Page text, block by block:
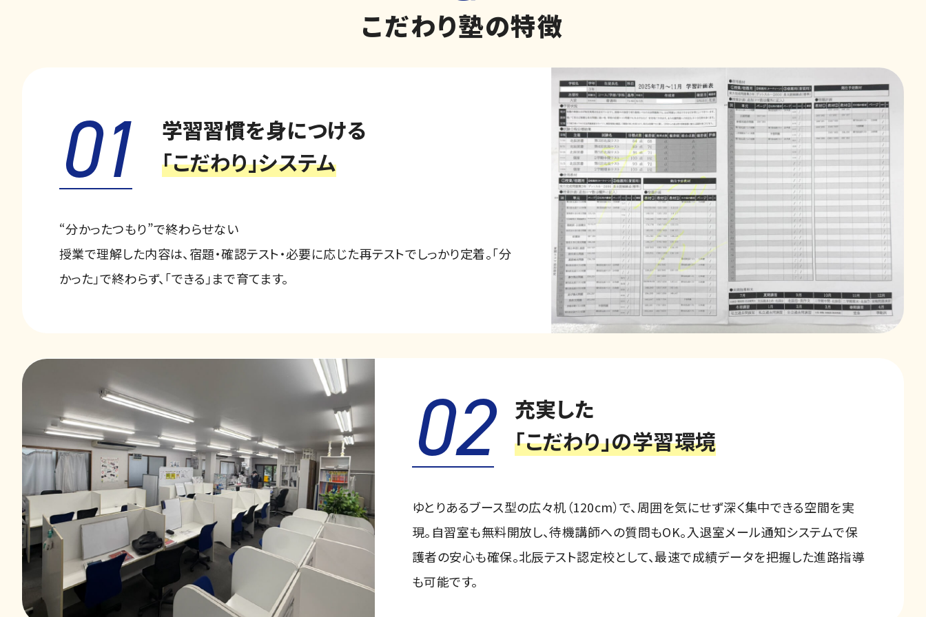
こだわり塾の特徴
01
学習習慣を身につける
「こだわり」システム
“分かったつもり”で終わらせない
授業で理解した内容は、宿題・確認テスト・必要に応じた再テストでしっかり定着。「分
かった」で終わらず、「できる」まで育てます。
02
充実した
「こだわり」の学習環境
ゆとりあるブース型の広々机（120cm）で、周囲を気にせず深く集中できる空間を実
現。自習室も無料開放し、待機講師への質問もOK。入退室メール通知システムで保
護者の安心も確保。北辰テスト認定校として、最速で成績データを把握した進路指導
も可能です。